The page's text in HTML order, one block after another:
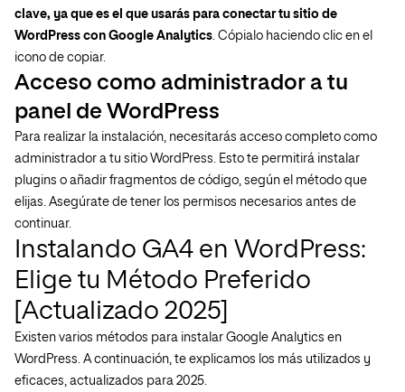
clave, ya que es el que usarás para conectar tu sitio de
WordPress con Google Analytics. Cópialo haciendo clic en el
icono de copiar.
Acceso como administrador a tu
panel de WordPress
Para realizar la instalación, necesitarás acceso completo como
administrador a tu sitio WordPress. Esto te permitirá instalar
plugins o añadir fragmentos de código, según el método que
elijas. Asegúrate de tener los permisos necesarios antes de
continuar.
Instalando GA4 en WordPress:
Elige tu Método Preferido
[Actualizado 2025]
Existen varios métodos para instalar Google Analytics en
WordPress. A continuación, te explicamos los más utilizados y
eficaces, actualizados para 2025.